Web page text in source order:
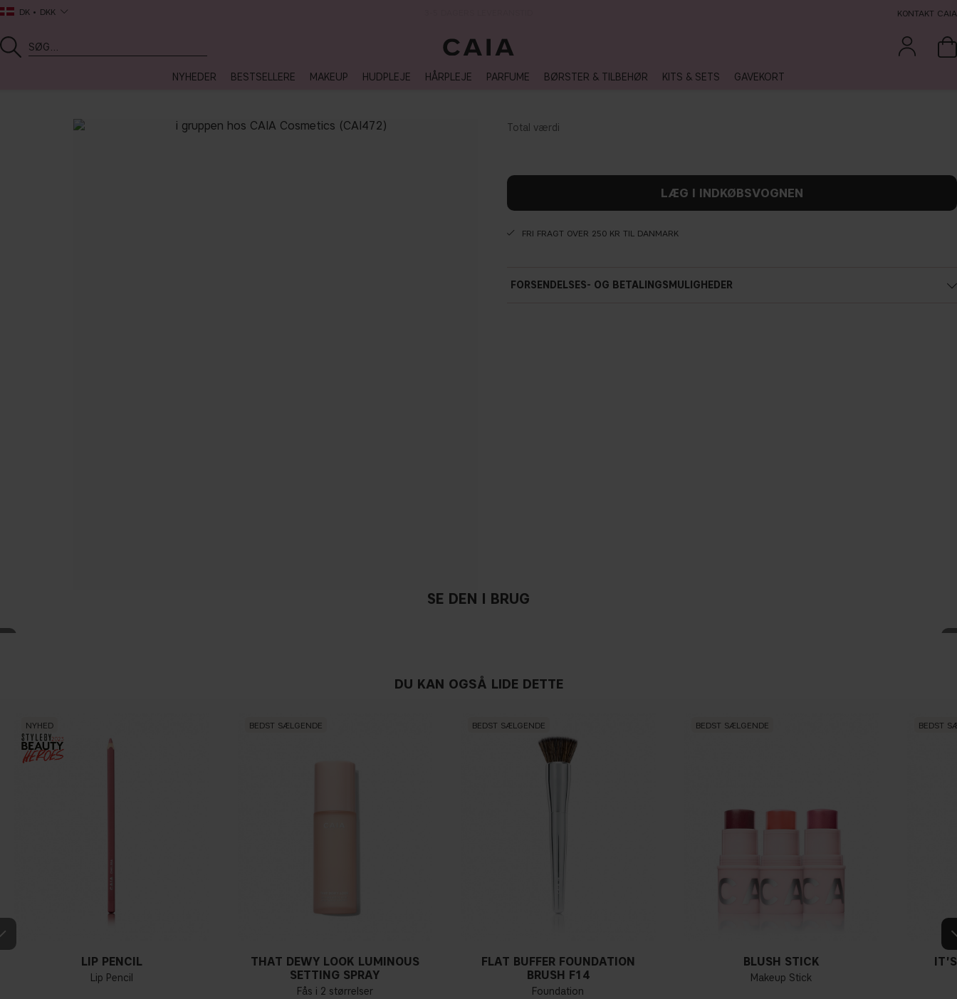
DK DKK KONTAKT CAIA
NYHEDER BESTSELLERE MAKEUP HUDPLEJE HÅRPLEJE PARFUME BØRSTER & TILBEHØR KITS & SETS GAVEKORT
LÆG I INDKØBSVOGNEN
FRI FRAGT OVER 250 KR TIL DANMARK
FORSENDELSES- OG BETALINGSMULIGHEDER
SE DEN I BRUG
DU KAN OGSÅ LIDE DETTE
NYHED
LIP PENCIL
Lip Pencil
BEDST SÆLGENDE
THAT DEWY LOOK LUMINOUS
SETTING SPRAY
Fås i 2 størrelser
BEDST SÆLGENDE
FLAT BUFFER FOUNDATION
BRUSH F14
Foundation
BEDST SÆLGENDE
BLUSH STICK
Makeup Stick
BEDST